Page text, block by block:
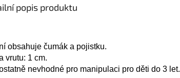
popis produktu
obsahuje čumák a pojistku.
vrutu: 1 cm.
nevhodné pro manipulaci pro děti do 3 let.